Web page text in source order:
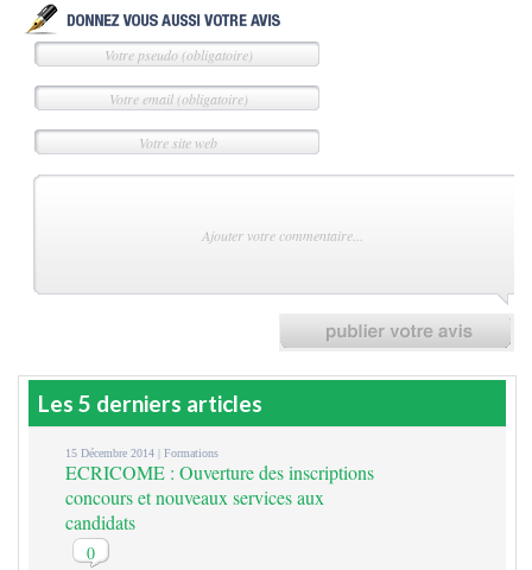
Les 5 derniers articles
15 Décembre 2014 |Formations
ECRICOME : Ouverture des inscriptions
concours et nouveaux services aux
candidats
0